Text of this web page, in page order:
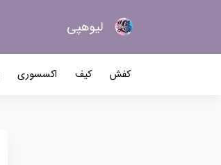
لیو‌هپی
کفش کیف اکسسوری